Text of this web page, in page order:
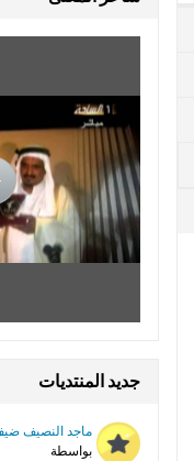
جديد المنتديات
بواسطة